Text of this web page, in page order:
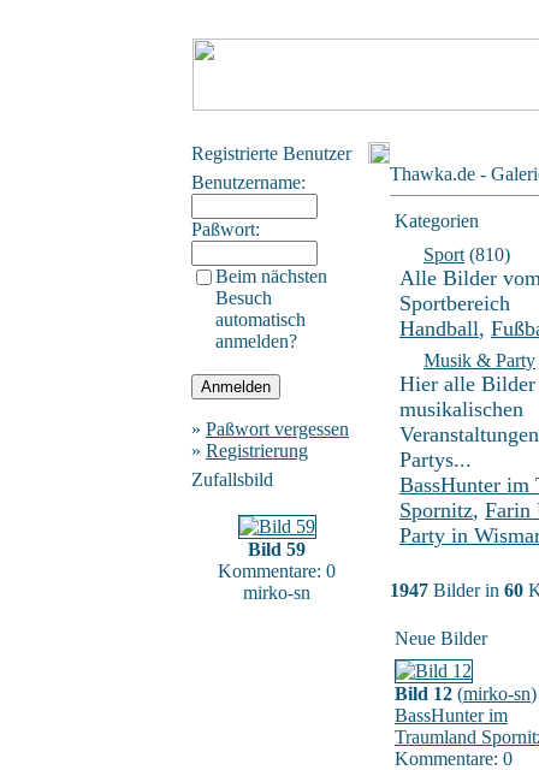
Registrierte Benutzer
Benutzername:
Paßwort:
Beim nächsten
Besuch
automatisch
anmelden?
» Paßwort vergessen
» Registrierung
Zufallsbild
Bild 59
Kommentare: 0
mirko-sn
Thawka.de -
Kategorien
Sport (810)
Alle Bilder
Sportbereich
Handball,
Musik & Party
Hier alle
musikalischen
Partys...
BassHunter im
Spornitz, Farin
Party in
1947 Bilder in 60
Neue Bilder
Bild 12 (mirko-sn)
BassHunter im
Traumland
Kommentare: 0